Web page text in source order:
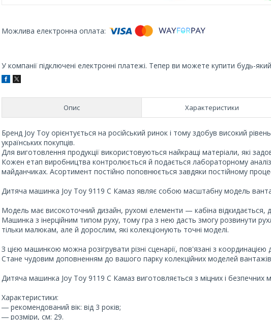
У компанії підключені електронні платежі. Тепер ви можете купити будь-
Опис Характеристики
Бренд Joy Toy орієнтується на російський ринок і тому здобув високий
українських покупців.
Для виготовлення продукції використовуються найкращі матеріали, які
Кожен етап виробництва контролюється й подається лабораторному
майданчиках. Асортимент постійно поповнюється завдяки постійному
Дитяча машинка Joy Toy 9119 C Камаз являє собою масштабну модель
Модель має високоточний дизайн, рухомі елементи — кабіна відкидається,
Машинка з інерційним типом руху, тому гра з нею дасть змогу розвинути
тільки малюкам, але й дорослим, які колекціонують точні моделі.
З цією машинкою можна розігрувати різні сценарії, пов'язані з
Стане чудовим доповненням до вашого парку колекційних моделей
Дитяча машинка Joy Toy 9119 C Камаз виготовляється з міцних і безпечних
Характеристики:
― рекомендований вік: від 3 років;
― розміри, см: 29.